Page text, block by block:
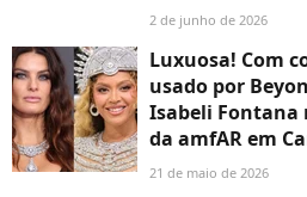
2 de junho de 2026
Luxuosa! Com
usado por
Isabeli Fontana
da amfAR em
21 de maio de 2026